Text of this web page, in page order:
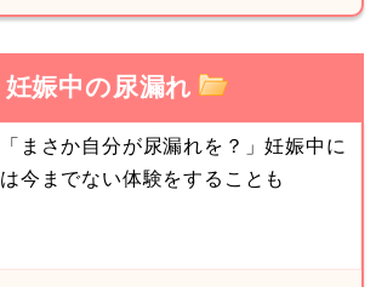
妊娠中の尿漏れ
「まさか自分が尿漏れを？」妊娠中に
は今までない体験をすることも